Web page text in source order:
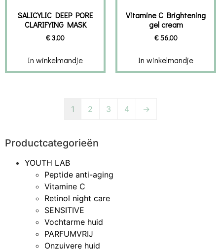
Productcategorieën
YOUTH LAB
Peptide anti-aging
Vitamine C
Retinol night care
SENSITIVE
Vochtarme huid
PARFUMVRIJ
Onzuivere huid
SALICYLIC DEEP PORE
CLARIFYING MASK
€3,00
In winkelmandje
Vitamine C Brightening
gel cream
€56,00
In winkelmandje
1 2 3 4 →